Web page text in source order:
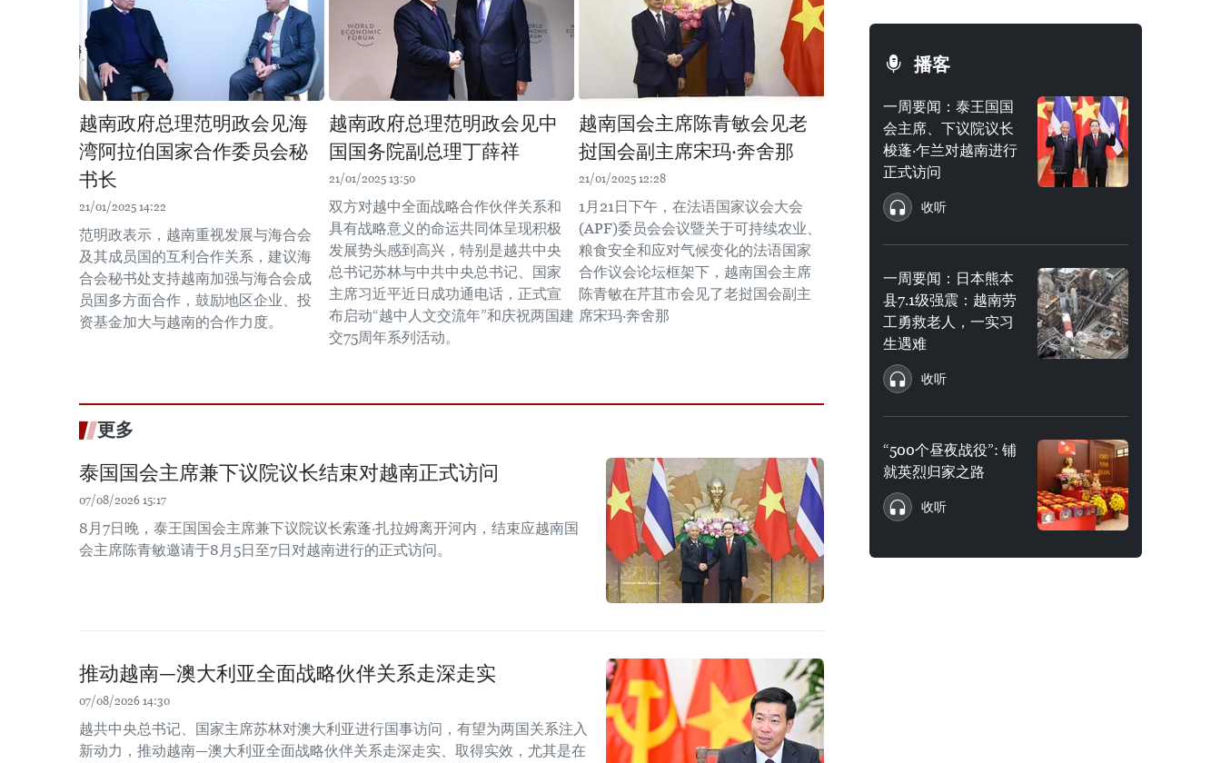
越南政府总理范明政会见海
湾阿拉伯国家合作委员会秘
书长
21/01/2025 14:22
范明政表示，越南重视发展与海合会
及其成员国的互利合作关系，建议海
合会秘书处支持越南加强与海合会成
员国多方面合作，鼓励地区企业、投
资基金加大与越南的合作力度。
越南政府总理范明政会见中
国国务院副总理丁薛祥
21/01/2025 13:50
双方对越中全面战略合作伙伴关系和
具有战略意义的命运共同体呈现积极
发展势头感到高兴，特别是越共中央
总书记苏林与中共中央总书记、国家
主席习近平近日成功通电话，正式宣
布启动“越中人文交流年”和庆祝两国建
交75周年系列活动。
越南国会主席陈青敏会见老
挝国会副主席宋玛·奔舍那
21/01/2025 12:28
1月21日下午，在法语国家议会大会
(APF)委员会会议暨关于可持续农业、
粮食安全和应对气候变化的法语国家
合作议会论坛框架下，越南国会主席
陈青敏在芹苴市会见了老挝国会副主
席宋玛·奔舍那
更多
泰国国会主席兼下议院议长结束对越南正式访问
07/08/2026 15:17
8月7日晚，泰王国国会主席兼下议院议长索蓬·扎拉姆离开河内，结束应越南国
会主席陈青敏邀请于8月5日至7日对越南进行的正式访问。
推动越南—澳大利亚全面战略伙伴关系走深走实
07/08/2026 14:30
越共中央总书记、国家主席苏林对澳大利亚进行国事访问，有望为两国关系注入
新动力，推动越南—澳大利亚全面战略伙伴关系走深走实、取得实效，尤其是在
播客
一周要闻：泰王国国
会主席、下议院议长
梭蓬·乍兰对越南进行
正式访问
收听
一周要闻：日本熊本
县7.1级强震：越南劳
工勇救老人，一实习
生遇难
收听
“500个昼夜战役”: 铺
就英烈归家之路
收听